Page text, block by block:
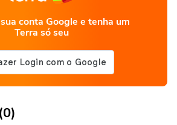
conta Google e tenha um
Terra só seu